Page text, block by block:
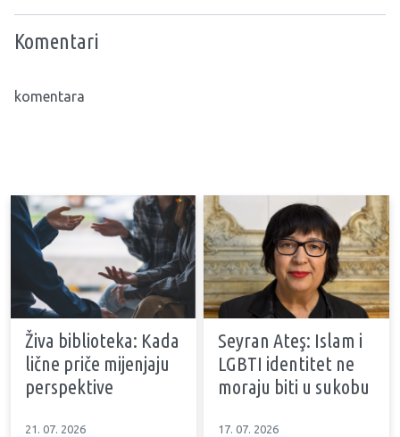
Komentari
komentara
Živa biblioteka: Kada
lične priče mijenjaju
perspektive
21. 07. 2026
Seyran Ateş: Islam i
LGBTI identitet ne
moraju biti u sukobu
17. 07. 2026